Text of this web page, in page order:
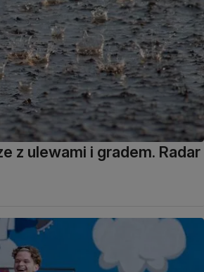
z ulewami i gradem. Radar